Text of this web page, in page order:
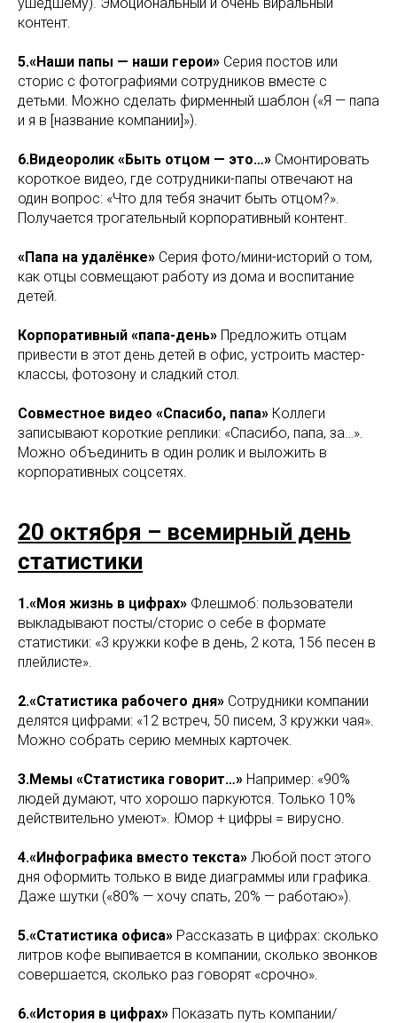
контент.
5.«Наши папы — наши герои» Серия постов или
сторис с фотографиями сотрудников вместе с
детьми. Можно сделать фирменный шаблон («Я — папа
и я в [название компании]»).
6.Видеоролик «Быть отцом — это…» Смонтировать
короткое видео, где сотрудники-папы отвечают на
один вопрос: «Что для тебя значит быть отцом?».
Получается трогательный корпоративный контент.
«Папа на удалёнке» Серия фото/мини-историй о том,
как отцы совмещают работу из дома и воспитание
детей.
Корпоративный «папа-день» Предложить отцам
привести в этот день детей в офис, устроить мастер-
классы, фотозону и сладкий стол.
Совместное видео «Спасибо, папа» Коллеги
записывают короткие реплики: «Спасибо, папа, за…».
Можно объединить в один ролик и выложить в
корпоративных соцсетях.
20 октября – всемирный день
статистики
1.«Моя жизнь в цифрах» Флешмоб: пользователи
выкладывают посты/сторис о себе в формате
статистики: «3 кружки кофе в день, 2 кота, 156 песен в
плейлисте».
2.«Статистика рабочего дня» Сотрудники компании
делятся цифрами: «12 встреч, 50 писем, 3 кружки чая».
Можно собрать серию мемных карточек.
3.Мемы «Статистика говорит…» Например: «90%
людей думают, что хорошо паркуются. Только 10%
действительно умеют». Юмор + цифры = вирусно.
4.«Инфографика вместо текста» Любой пост этого
дня оформить только в виде диаграммы или графика.
Даже шутки («80% — хочу спать, 20% — работаю»).
5.«Статистика офиса» Рассказать в цифрах: сколько
литров кофе выпивается в компании, сколько звонков
совершается, сколько раз говорят «срочно».
6.«История в цифрах» Показать путь компании/